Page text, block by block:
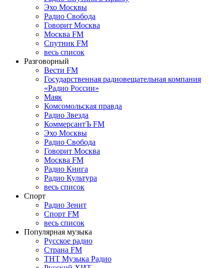
Эхо Москвы
Радио Свобода
Говорит Москва
Москва FM
Спутник FM
весь список
Разговорный
Вести FM
Государственная радиовещательная компания
«Радио России»
Маяк
Комсомольская правда
Радио Звезда
КоммерсантЪ FM
Эхо Москвы
Радио Свобода
Говорит Москва
Москва FM
Радио Книга
Радио Культура
весь список
Спорт
Радио Зенит
Спорт FM
весь список
Популярная музыка
Русское радио
Страна FM
ТНТ Музыка Радио